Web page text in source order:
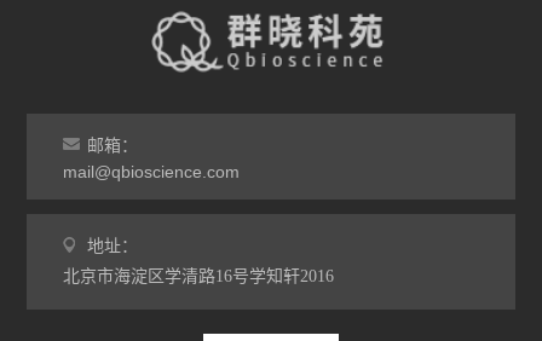
邮箱：
mail@qbioscience.com
地址：
北京市海淀区学清路16号学知轩2016